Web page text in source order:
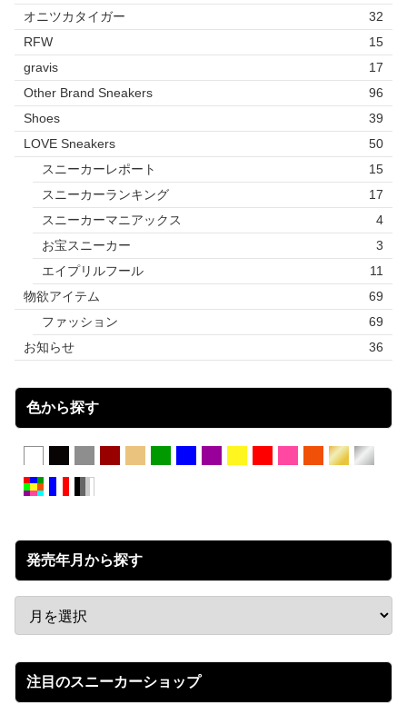
オニツカタイガー
32
RFW
15
gravis
17
Other Brand Sneakers
96
Shoes
39
LOVE Sneakers
50
スニーカーレポート
15
スニーカーランキング
17
スニーカーマニアックス
4
お宝スニーカー
3
エイプリルフール
11
物欲アイテム
69
ファッション
69
お知らせ
36
色から探す
発売年月から探す
注目のスニーカーショップ